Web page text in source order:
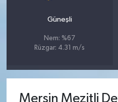
Güneşli
Nem: %67
Rüzgar: 4.31 m/s
Mersin Mezitli